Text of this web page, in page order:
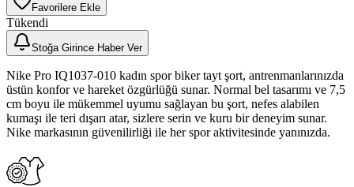
Favorilere Ekle
Tükendi
Stoğa Girince Haber Ver
Nike Pro IQ1037-010 kadın spor biker tayt şort, antrenmanlarınızda
üstün konfor ve hareket özgürlüğü sunar. Normal bel tasarımı ve 7,5
cm boyu ile mükemmel uyumu sağlayan bu şort, nefes alabilen
kumaşı ile teri dışarı atar, sizlere serin ve kuru bir deneyim sunar.
Nike markasının güvenilirliği ile her spor aktivitesinde yanınızda.